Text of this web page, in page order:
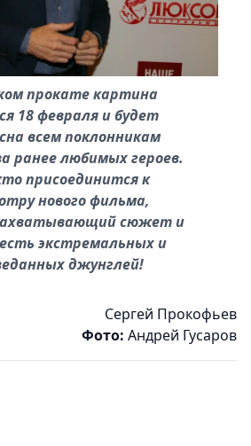
прокате картина
18 февраля и будет
всем поклонникам
ранее любимых героев.
присоединится к
нового фильма,
сюжет и
экстремальных и
джунглей!
Сергей Прокофьев
Фото: Андрей Гусаров